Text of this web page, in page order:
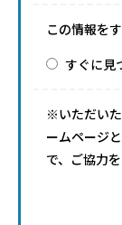
この情報を
すぐに見
※いただい
ームページ
で、ご協力